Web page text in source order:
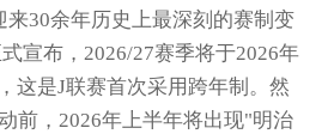
来30余年历史上最深刻的赛制变
宣布，2026/27赛季将于2026年
这是J联赛首次采用跨年制。然
前，2026年上半年将出现"明治